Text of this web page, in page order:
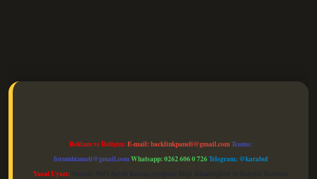
Reklam ve İletişim:E-mail:backlinkpaneli@gmail.comTeams:
forumhizmeti@gmail.comWhatsapp: 0262 606 0 726Telegram: @karabul
Yasal Uyarı: